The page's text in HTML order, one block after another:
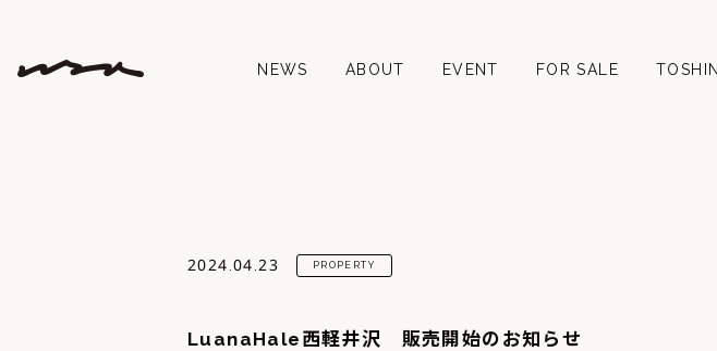
NEWS ABOUT EVENT FOR SALE
2024.04.23 PROPERTY
LuanaHale西軽井沢 販売開始のお知らせ